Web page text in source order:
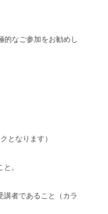
なご参加をお勧めし
となります）
。
講者であること（カラ